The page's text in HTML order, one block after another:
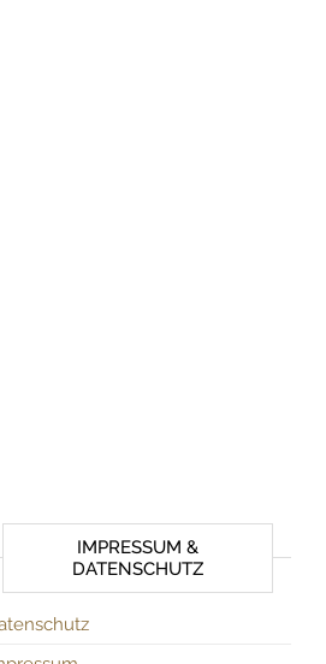
IMPRESSUM &
DATENSCHUTZ